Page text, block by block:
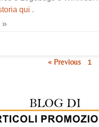
qui .
»
« Previous 1